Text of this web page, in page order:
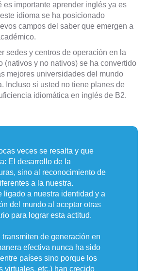
es importante aprender inglés ya es
idioma se ha posicionado
campos del saber que emergen a
sedes y centros de operación en la
(nativos y no nativos) se ha convertido
mejores universidades del mundo
Incluso si usted no tiene planes de
idiomática en inglés de B2.
veces se resalta y que
El desarrollo de la
sino al reconocimiento de
a la nuestra.
ligado a nuestra identidad y a
del mundo al aceptar otras
para lograr esta actitud.
de generación en
efectiva nunca ha sido
países sino porque los
virtuales, etc.) han crecido